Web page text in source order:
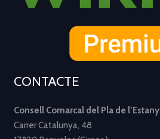
CONTACTE
Consell Comarcal del Pla de l’Estany
Carrer Catalunya, 48